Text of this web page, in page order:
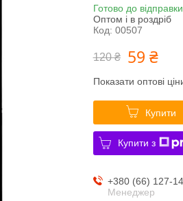
Готово до відправки
Оптом і в роздріб
Код: 00507
120 ₴ 59 ₴
Показати оптові
Купити
Купити з
+380 (66) 127-
Менеджер